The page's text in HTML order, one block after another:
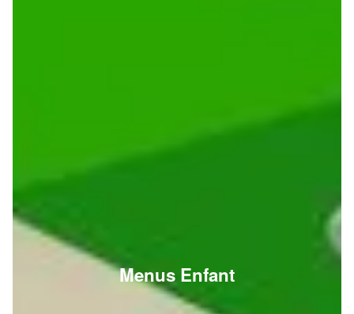
Menus Enfant